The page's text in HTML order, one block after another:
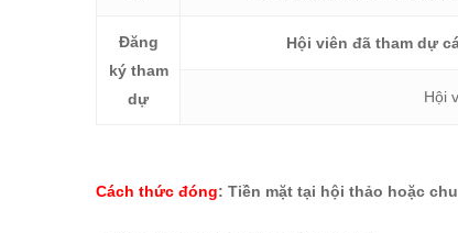
Đăng
ký tham
dự
Hội viên đã tham dự
Hội
Cách thức đóng: Tiền mặt tại hội thảo hoặc